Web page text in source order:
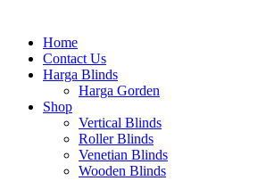
Home
Contact Us
Harga Blinds
Harga Gorden
Shop
Vertical Blinds
Roller Blinds
Venetian Blinds
Wooden Blinds